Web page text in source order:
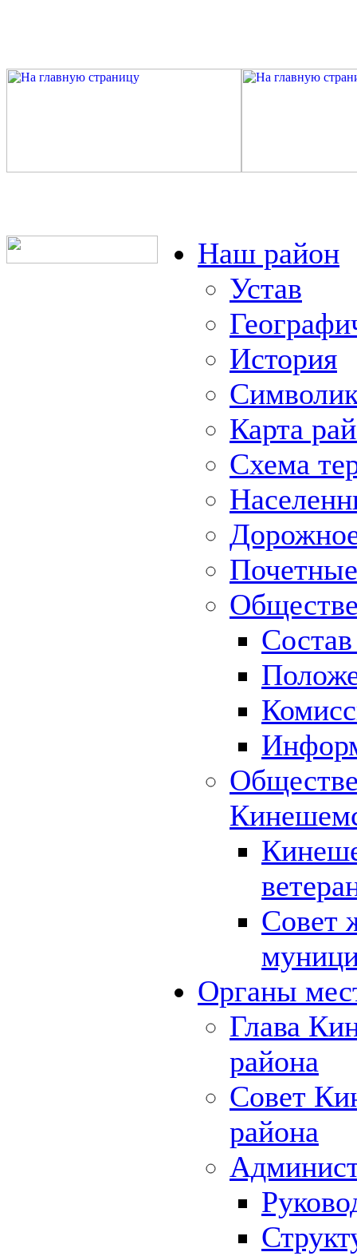
Наш район
Устав
История
Карта
Схема
Совет
Органы
Глава
района
Совет
района